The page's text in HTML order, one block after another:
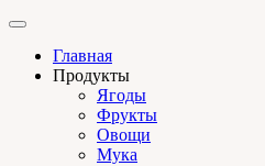
Главная
Продукты
Ягоды
Фрукты
Овощи
Мука